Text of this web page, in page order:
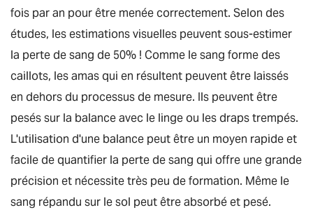
fois par an pour être menée correctement. Selon des
études, les estimations visuelles peuvent sous-estimer
la perte de sang de 50% ! Comme le sang forme des
caillots, les amas qui en résultent peuvent être laissés
en dehors du processus de mesure. Ils peuvent être
pesés sur la balance avec le linge ou les draps trempés.
L'utilisation d'une balance peut être un moyen rapide et
facile de quantifier la perte de sang qui offre une grande
précision et nécessite très peu de formation. Même le
sang répandu sur le sol peut être absorbé et pesé.